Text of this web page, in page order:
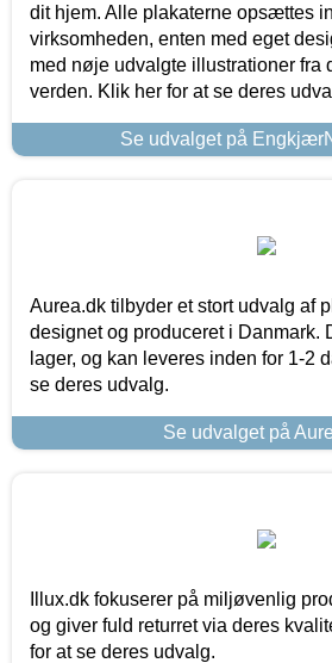
dit hjem. Alle plakaterne opsættes
virksomheden, enten med eget
med nøje udvalgte illustrationer fra
verden. Klik her for at se deres
Se udvalget på
Aurea.dk tilbyder et stort udvalg af
designet og produceret i Danmark.
lager, og kan leveres inden for 1-2
se deres udvalg.
Se udvalget på
Illux.dk fokuserer på miljøvenlig
og giver fuld returret via deres
for at se deres udvalg.